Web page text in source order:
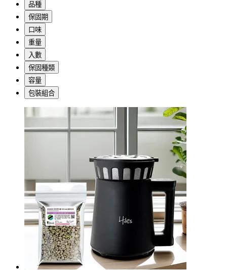
品種
保固期
口味
重量
入數
保固種類
容量
包裝組合